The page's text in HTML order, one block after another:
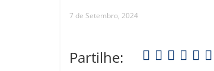
7 de Setembro, 2024
Partilhe: